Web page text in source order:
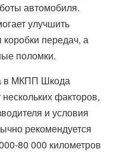
автомобиля.
улучшить
передач, а
поломки.
в МКПП Шкода
факторов,
и условия
рекомендуется
80 000 километров